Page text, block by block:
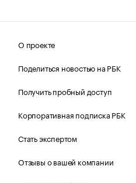
О проекте
Поделиться новостью на РБК
Получить пробный доступ
Корпоративная подписка РБК
Стать экспертом
Отзывы о вашей компании